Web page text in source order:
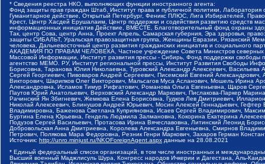
* Сведения реестра НКО, выполняющих функции иностранного агента:
Фонд защиты прав граждан Штаб, Институт права и публичной политики,
Гуманитарное действие, Открытый Петербург, Феникс ПЛЮС, Лига Избирателей,
Крест, Центр Хасдей Ерушалаим, Центр поддержки и содействия развитию средств
информационных инициатив Действие, ВМЕСТЕ, Благотворительный фонд охраны
Так, центр Сова, центр Анна, Проект Апрель, Самарская губерния, Эра здоровья,
защиты СИБАЛЬТ, Уральская правозащитная группа, Женщины Евразии, Рязанский
человека, Дальневосточный центр развития гражданских инициатив и социального
АКАДЕМИЯ ПО ПРАВАМ ЧЕЛОВЕКА, Частное учреждение Совета Министров северных
Массовой Информации, Институт развития прессы - Сибирь, Фонд поддержки
агентство МЕМО. РУ, Институт региональной прессы, Институт Развития Свободы
Борисовна, Таранова Юлия Николаевна, Туровский Александр Алексеевич,
Сергей Георгиевич, Пивоваров Андрей Сергеевич, Писемский Евгений
Викторович, Шарипков Олег Викторович, Мальсагов Муса Асланович, Мошель Ирина
Александровна, Исламов Тимур Рифгатович, Романова Ольга Евгеньевна, Щаров
Паутов Юрий Анатольевич, Верховский Александр Маркович, Пислакова-Паркер
Рачинский Ян Збигневич, Жемкова Елена Борисовна, Гудков Лев Дмитриевич,
Николай Алексеевич, Блинушов Андрей Юрьевич, Мосин Алексей Геннадьевич,
Владимировна, Баженова Светлана Куприяновна, Исаев Сергей Владимирович,
Буртина Елена Юрьевна, Гендель Людмила Залмановна, Кокорина Екатерина
Подузов Сергей Васильевич, Протасова Ирина Вячеславовна, Литинский Леонид
Добровольская Анна Дмитриевна, Королева Александра Евгеньевна, Смирнов
Петрович, Полякова Мара Федоровна, Резник Генри Маркович, Захаров Герман
Источник: http://unro.minjust.ru/NKOForeignAgent.aspx данные на 28.08.2021
* Единый федеральный список организаций, в том числе иностранных и
Высший военный Маджлисуль Шура, Конгресс народов Ичкерии и Дагестана, Аль-